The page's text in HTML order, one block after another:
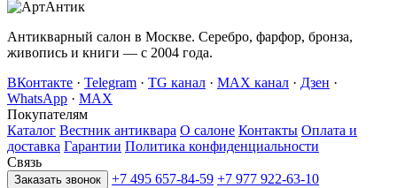
Антикварный салон в Москве. Серебро, фарфор, бронза,
живопись и книги — с 2004 года.
ВКонтакте · Telegram · TG канал · MAX канал · Дзен ·
WhatsApp · MAX
Покупателям
Каталог Вестник антиквара О салоне Контакты Оплата и
доставка Гарантии Политика конфиденциальности
Связь
Заказать звонок +7 495 657-84-59 +7 977 922-63-10